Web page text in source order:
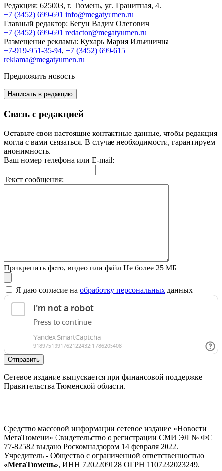
Редакция: 625003, г. Тюмень, ул. Гранитная, 4.
+7 (3452) 699-691 info@megatyumen.ru
Главный редактор: Бегун Вадим Олегович
+7 (3452) 699-691 redactor@megatyumen.ru
Размещение рекламы: Кухарь Мария Ильинична
+7-919-951-35-94, +7 (3452) 699-615
reklama@megatyumen.ru
Предложить новость
Написать в редакцию
Связь с редакцией
Оставьте свои настоящие контактные данные, чтобы редакция
могла с вами связаться. В случае необходимости, гарантируем
анонимность.
Ваш номер телефона или E-mail:
Текст сообщения:
Прикрепить фото, видео или файл Не более 25 МБ
Я даю согласие на обработку персональных данных
Отправить
Сетевое издание выпускается при финансовой поддержке
Правительства Тюменской области.
Средство массовой информации сетевое издание «Новости
МегаТюмени» Свидетельство о регистрации СМИ ЭЛ № ФС
77-82582 выдано Роскомнадзором 14 февраля 2022.
Учредитель - Общество с ограниченной ответственностью
«МегаТюмень», ИНН 7202209128 ОГРН 1107232023249.